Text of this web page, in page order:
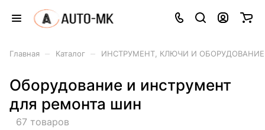
Главная Каталог ИНСТРУМЕНТ, КЛЮЧИ И ОБОРУДОВАНИЕ
Оборудование и инструмент
для ремонта шин
67 товаров